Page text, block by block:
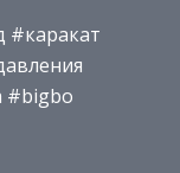
#каракат
#bigbo